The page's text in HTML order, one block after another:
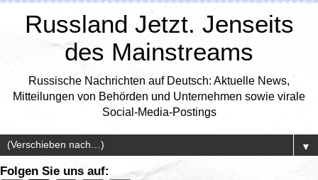
Russland Jetzt. Jenseits
des Mainstreams
Russische Nachrichten auf Deutsch: Aktuelle News,
Mitteilungen von Behörden und Unternehmen sowie virale
Social-Media-Postings
▼
Folgen Sie uns auf: